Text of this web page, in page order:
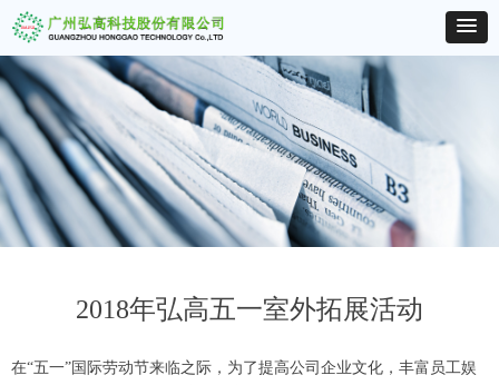
2018年弘高五一室外拓展活动
在“五一”国际劳动节来临之际，为了提高公司企业文化，丰富员工娱